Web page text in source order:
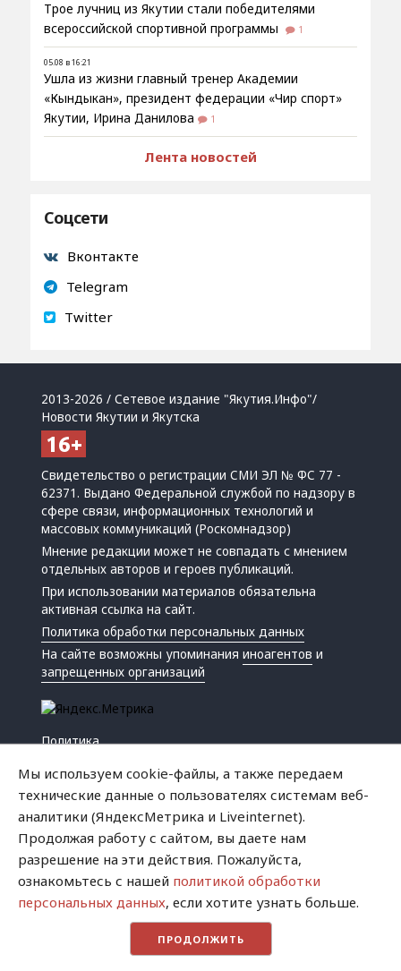
Трое лучниц из Якутии стали победителями
всероссийской спортивной программы
1
05.08 в 16:21
Ушла из жизни главный тренер Академии
«Кындыкан», президент федерации «Чир спорт»
Якутии, Ирина Данилова
1
Лента новостей
Соцсети
Вконтакте
Telegram
Twitter
2013-2026 / Сетевое издание "Якутия.Инфо"/
Новости Якутии и Якутска
Свидетельство о регистрации СМИ ЭЛ № ФС 77 -
62371. Выдано Федеральной службой по надзору в
сфере связи, информационных технологий и
массовых коммуникаций (Роскомнадзор)
Мнение редакции может не совпадать с мнением
отдельных авторов и героев публикаций.
При использовании материалов обязательна
активная ссылка на сайт.
Политика обработки персональных данных
На сайте возможны упоминанияиноагентов и
запрещенных организаций
Политика
Криминал
Успех
Хватит это терпеть
Мы используем cookie-файлы, а также передаем
технические данные о пользователях системам веб-
аналитики (ЯндексМетрика и Liveinternet).
Продолжая работу с сайтом, вы даете нам
разрешение на эти действия. Пожалуйста,
ознакомьтесь с нашей политикой обработки
персональных данных, если хотите узнать больше.
ПРОДОЛЖИТЬ